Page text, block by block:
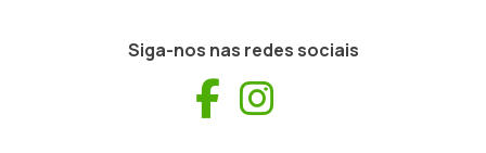
Siga-nos nas redes sociais
Facebook